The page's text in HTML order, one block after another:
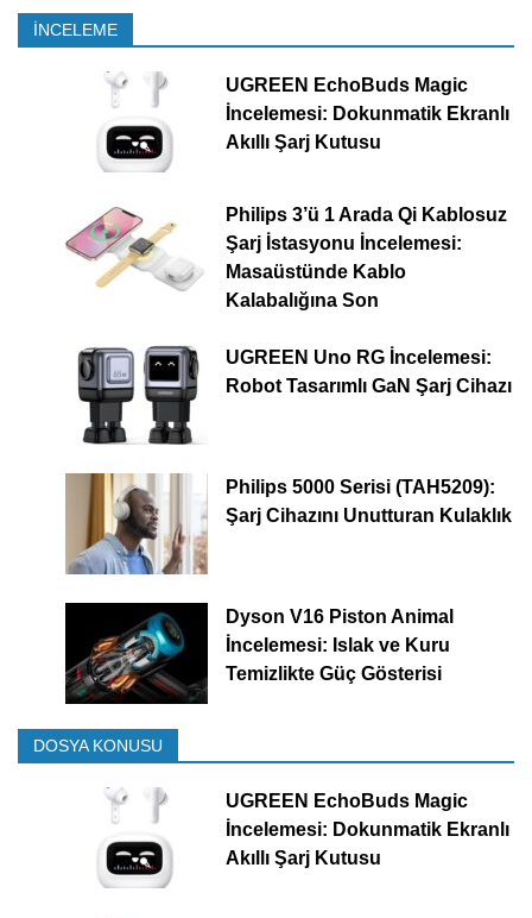
İNCELEME
UGREEN EchoBuds Magic
İncelemesi: Dokunmatik Ekranlı
Akıllı Şarj Kutusu
Philips 3’ü 1 Arada Qi Kablosuz
Şarj İstasyonu İncelemesi:
Masaüstünde Kablo
Kalabalığına Son
UGREEN Uno RG İncelemesi:
Robot Tasarımlı GaN Şarj Cihazı
Philips 5000 Serisi (TAH5209):
Şarj Cihazını Unutturan Kulaklık
Dyson V16 Piston Animal
İncelemesi: Islak ve Kuru
Temizlikte Güç Gösterisi
DOSYA KONUSU
UGREEN EchoBuds Magic
İncelemesi: Dokunmatik Ekranlı
Akıllı Şarj Kutusu